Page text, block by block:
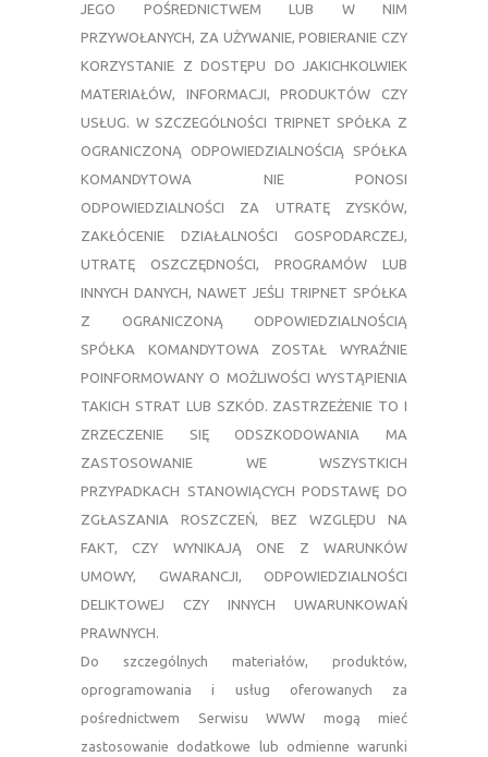
JEGO POŚREDNICTWEM LUB W NIM
PRZYWOŁANYCH, ZA UŻYWANIE, POBIERANIE CZY
KORZYSTANIE Z DOSTĘPU DO JAKICHKOLWIEK
MATERIAŁÓW, INFORMACJI, PRODUKTÓW CZY
USŁUG. W SZCZEGÓLNOŚCI TRIPNET SPÓŁKA Z
OGRANICZONĄ ODPOWIEDZIALNOŚCIĄ SPÓŁKA
KOMANDYTOWA NIE PONOSI
ODPOWIEDZIALNOŚCI ZA UTRATĘ ZYSKÓW,
ZAKŁÓCENIE DZIAŁALNOŚCI GOSPODARCZEJ,
UTRATĘ OSZCZĘDNOŚCI, PROGRAMÓW LUB
INNYCH DANYCH, NAWET JEŚLI TRIPNET SPÓŁKA
Z OGRANICZONĄ ODPOWIEDZIALNOŚCIĄ
SPÓŁKA KOMANDYTOWA ZOSTAŁ WYRAŹNIE
POINFORMOWANY O MOŻLIWOŚCI WYSTĄPIENIA
TAKICH STRAT LUB SZKÓD. ZASTRZEŻENIE TO I
ZRZECZENIE SIĘ ODSZKODOWANIA MA
ZASTOSOWANIE WE WSZYSTKICH
PRZYPADKACH STANOWIĄCYCH PODSTAWĘ DO
ZGŁASZANIA ROSZCZEŃ, BEZ WZGLĘDU NA
FAKT, CZY WYNIKAJĄ ONE Z WARUNKÓW
UMOWY, GWARANCJI, ODPOWIEDZIALNOŚCI
DELIKTOWEJ CZY INNYCH UWARUNKOWAŃ
PRAWNYCH.
Do szczególnych materiałów, produktów,
oprogramowania i usług oferowanych za
pośrednictwem Serwisu WWW mogą mieć
zastosowanie dodatkowe lub odmienne warunki